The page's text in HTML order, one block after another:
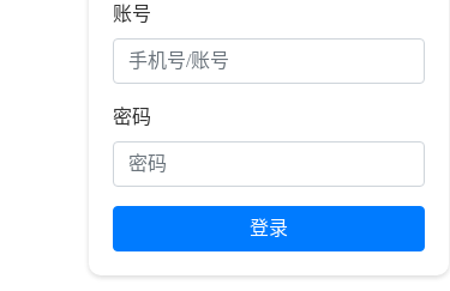
账号
密码
登录